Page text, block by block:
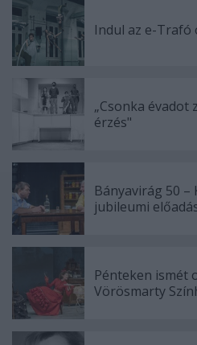
Indul az e-
„Csonka évadot
érzés"
Bányavirág 50
jubileumi
Pénteken ismét
Vörösmarty